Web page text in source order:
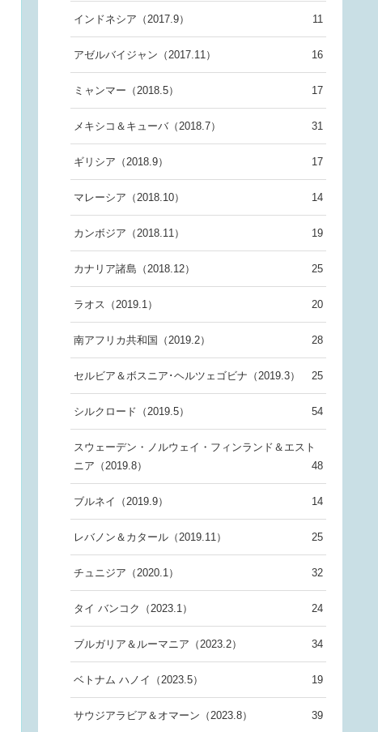
インドネシア（2017.9） 11
アゼルバイジャン（2017.11） 16
ミャンマー（2018.5） 17
メキシコ＆キューバ（2018.7） 31
ギリシア（2018.9） 17
マレーシア（2018.10） 14
カンボジア（2018.11） 19
カナリア諸島（2018.12） 25
ラオス（2019.1） 20
南アフリカ共和国（2019.2） 28
セルビア＆ボスニア･ヘルツェゴビナ（2019.3） 25
シルクロード（2019.5） 54
スウェーデン・ノルウェイ・フィンランド＆エスト
ニア（2019.8）
48
ブルネイ（2019.9） 14
レバノン＆カタール（2019.11） 25
チュニジア（2020.1） 32
タイ バンコク（2023.1） 24
ブルガリア＆ルーマニア（2023.2） 34
ベトナム ハノイ（2023.5） 19
サウジアラビア＆オマーン（2023.8） 39